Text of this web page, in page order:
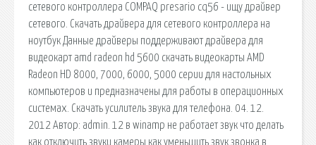
сетевого контроллера COMPAQ presario cq56 - ищу драйвер
сетевого. Скачать драйвера для сетевого контроллера на
ноутбук Данные драйверы поддерживают драйвера для
видеокарт amd radeon hd 5600 скачать видеокарты AMD
Radeon HD 8000, 7000, 6000, 5000 серии для настольных
компьютеров и предназначены для работы в операционных
системах. Скачать усилитель звука для телефона. 04. 12.
2012 Автор: admin. 12 в winamp не работает звук что делать
как отключить звуки камеры как уменьшить звук звонка в